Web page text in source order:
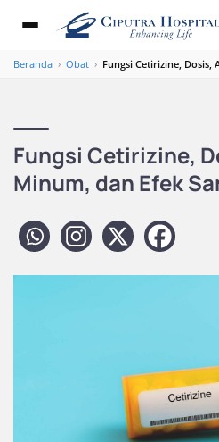
Beranda › Obat › Fungsi Cetirizine,
Fungsi Cetirizine,
Minum, dan Efek